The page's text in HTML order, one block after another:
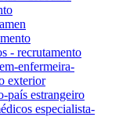
- recrutamento
enfermeira-
exterior
país estrangeiro
especialista-